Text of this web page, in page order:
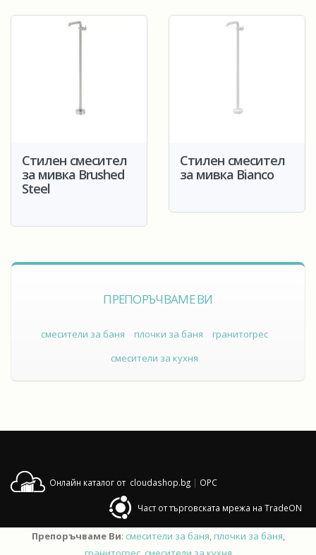
Стилен смесител
за мивка Brushed
Steel
Стилен смесител
за мивка Bianco
ПРЕПОРЪЧВАМЕ ВИ
смесители за баня плочки за баня
гранитогрес
смесители за кухня
Онлайн каталог от cloudashop.bg | OPC
Част от търговската мрежа на TradeON
Препоръчваме Ви: смесители за баня, плочки за баня,